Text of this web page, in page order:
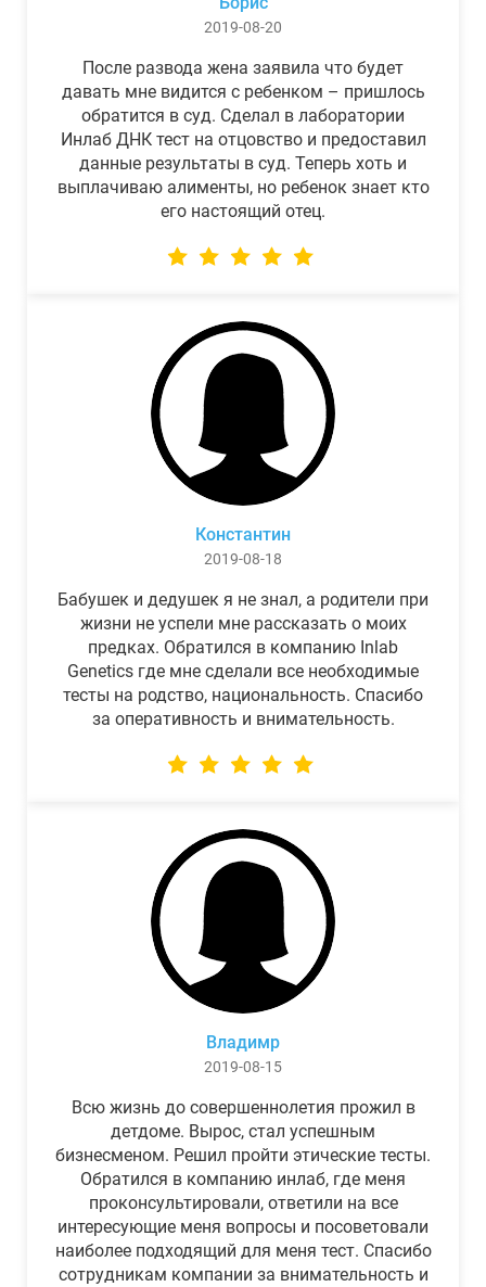
2019-08-20
После развода жена заявила что будет
давать мне видится с ребенком – пришлось
обратится в суд. Сделал в лаборатории
Инлаб ДНК тест на отцовство и предоставил
данные результаты в суд. Теперь хоть и
выплачиваю алименты, но ребенок знает кто
его настоящий отец.
Константин
2019-08-18
Бабушек и дедушек я не знал, а родители при
жизни не успели мне рассказать о моих
предках. Обратился в компанию Inlab
Genetics где мне сделали все необходимые
тесты на родство, национальность. Спасибо
за оперативность и внимательность.
Владимр
2019-08-15
Всю жизнь до совершеннолетия прожил в
детдоме. Вырос, стал успешным
бизнесменом. Решил пройти этические тесты.
Обратился в компанию инлаб, где меня
проконсультировали, ответили на все
интересующие меня вопросы и посоветовали
наиболее подходящий для меня тест. Спасибо
сотрудникам компании за внимательность и